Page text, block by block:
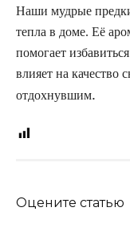
Наши мудрые
тепла в доме. Её
помогает
влияет на качество
отдохнувшим.
Оцените статью